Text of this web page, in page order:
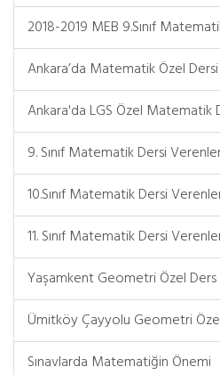
2018-2019 MEB 9.Sınıf
Ankara’da Matematik Özel
Ankara'da LGS Özel Matematik
9. Sınıf Matematik Dersi
10.Sınıf Matematik Dersi
11. Sınıf Matematik Dersi
Yaşamkent Geometri Özel Ders
Ümitköy Çayyolu Geometri
Sınavlarda Matematiğin Önemi